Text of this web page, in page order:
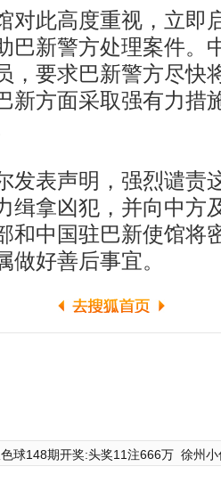
此高度重视，立即
巴新警方处理案件。
，要求巴新警方尽快
新方面采取强有力措
表声明，强烈谴责
缉拿凶犯，并向中方
和中国驻巴新使馆将
做好善后事宜。
球148期开奖:头奖11注666万 徐州